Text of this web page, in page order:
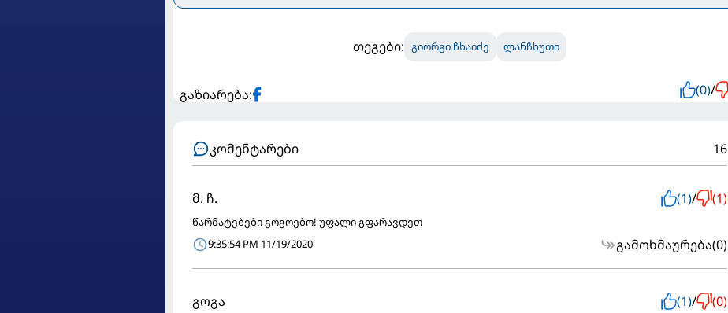
თეგები: გიორგი ჩხაიძე ლანჩხუთი
გაზიარება: (0)/
კომენტარები 16
მ. ჩ. (1)/ (1)
წარმატებები გოგოებო! უფალი გფარავდეთ
9:35:54 PM 11/19/2020
გამოხმაურება(0)
გოგა (1)/ (0)